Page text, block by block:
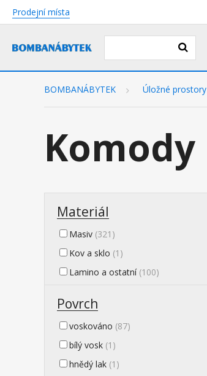
Prodejní místa
BOMBANÁBYTEK Úložné prostory
Komody
Materiál
Lamino a ostatní (100)
Kov a sklo (1)
Masiv (321)
Povrch
voskováno (87)
bílý vosk (1)
hnědý lak (1)